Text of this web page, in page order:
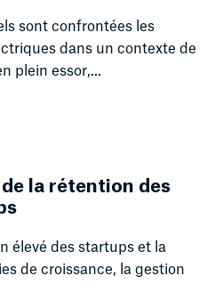
sont confrontées les
dans un contexte de
plein essor,...
la rétention des
élevé des startups et la
de croissance, la gestion